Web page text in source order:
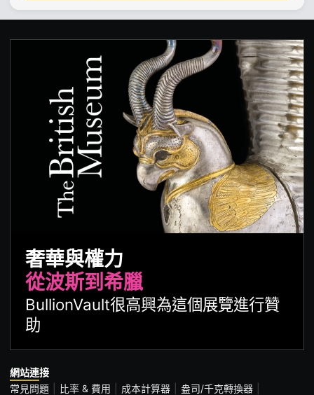
奢華與權力
從波斯到希臘
BullionVault很高興為這個展覽進行贊
助
網站連接
常見問題
比率 & 費用 成本計算器
盎司/千克轉換器